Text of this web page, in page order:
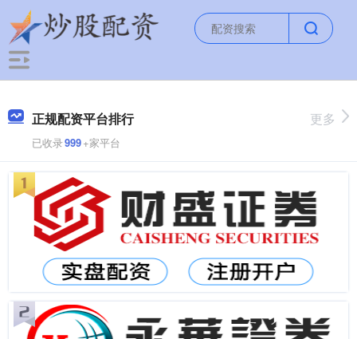
正规配资平台排行
已收录999+家平台
更多